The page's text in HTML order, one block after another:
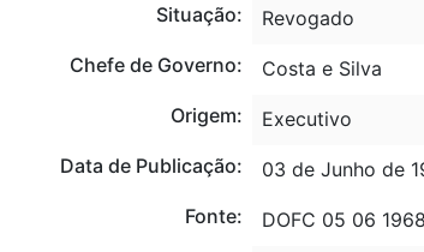
Situação:
Revogado
Chefe de Governo:
Costa e Silva
Origem:
Executivo
Data de Publicação:
03 de Junho de
Fonte:
DOFC 05 06